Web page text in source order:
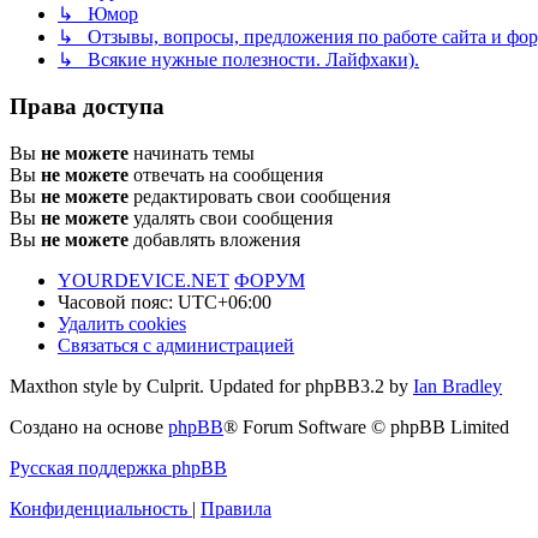
↳ Юмор
↳ Отзывы, вопросы, предложения по работе сайта и
↳ Всякие нужные полезности. Лайфхаки).
Права доступа
Вы не можете начинать темы
Вы не можете отвечать на сообщения
Вы не можете редактировать свои сообщения
Вы не можете удалять свои сообщения
Вы не можете добавлять вложения
YOURDEVICE.NET ФОРУМ
Часовой пояс: UTC+06:00
Удалить cookies
Связаться с администрацией
Maxthon style by Culprit. Updated for phpBB3.2 by Ian Bradley
Создано на основе phpBB® Forum Software © phpBB Limited
Русская поддержка phpBB
Конфиденциальность | Правила